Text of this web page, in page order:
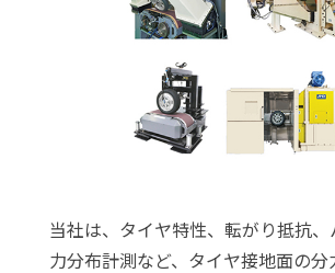
当社は、タイヤ特性、転がり抵抗
力分布計測など、タイヤ接地面の分